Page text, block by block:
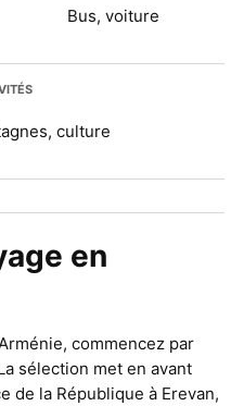
Bus, voiture
culture
en
commencez par
sélection met en avant
de la République à Erevan,